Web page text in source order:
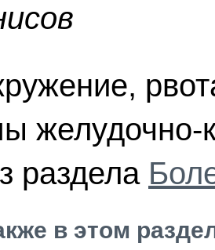
желудочно-
раздела
в этом